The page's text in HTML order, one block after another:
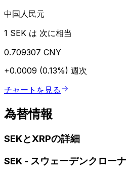
中国人民元
1 SEK は 次に相当
0.709307 CNY
+0.0009 (0.13%) 週次
チャートを見る
為替情報
SEKとXRPの詳細
SEK - スウェーデンクローナ